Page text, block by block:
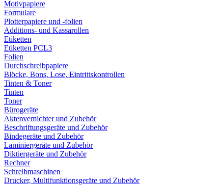
Motivpapiere
Formulare
Plotterpapiere und -folien
Additions- und Kassarollen
Etiketten
Etiketten PCL3
Folien
Durchschreibpapiere
Blöcke, Bons, Lose, Eintrittskontrollen
Tinten & Toner
Tinten
Toner
Bürogeräte
Aktenvernichter und Zubehör
Beschriftungsgeräte und Zubehör
Bindegeräte und Zubehör
Laminiergeräte und Zubehör
Diktiergeräte und Zubehör
Rechner
Schreibmaschinen
Drucker, Multifunktionsgeräte und Zubehör